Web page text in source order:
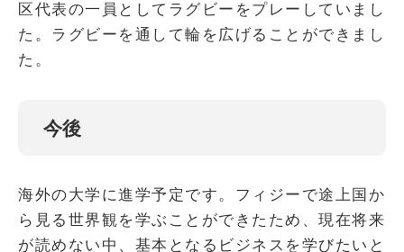
区代表の一員としてラグビーをプレーしていまし
た。ラグビーを通して輪を広げることができまし
た。
今後
海外の大学に進学予定です。フィジーで途上国か
ら見る世界観を学ぶことができたため、現在将来
が読めない中、基本となるビジネスを学びたいと